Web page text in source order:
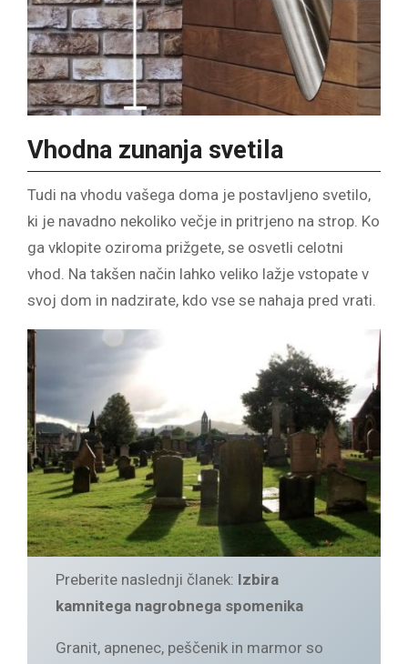
Vhodna zunanja svetila
Tudi na vhodu vašega doma je postavljeno svetilo,
ki je navadno nekoliko večje in pritrjeno na strop. Ko
ga vklopite oziroma prižgete, se osvetli celotni
vhod. Na takšen način lahko veliko lažje vstopate v
svoj dom in nadzirate, kdo vse se nahaja pred vrati.
Preberite naslednji članek: Izbira
kamnitega nagrobnega spomenika
Granit, apnenec, peščenik in marmor so